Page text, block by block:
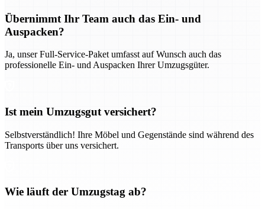
Übernimmt Ihr Team auch das Ein- und
Auspacken?
Ja, unser Full-Service-Paket umfasst auf Wunsch auch das
professionelle Ein- und Auspacken Ihrer Umzugsgüter.
Ist mein Umzugsgut versichert?
Selbstverständlich! Ihre Möbel und Gegenstände sind während des
Transports über uns versichert.
Wie läuft der Umzugstag ab?